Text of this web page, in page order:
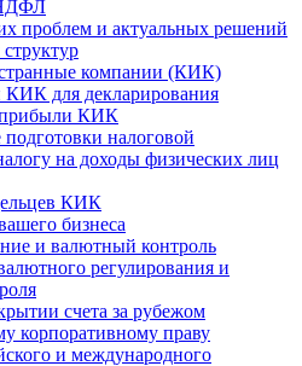
проблем и актуальных решений
компании (КИК)
КИК для декларирования
прибыли КИК
налоговой
на доходы физических лиц
КИК
бизнеса
и валютный контроль
регулирования и
счета за рубежом
корпоративному праву
и международного